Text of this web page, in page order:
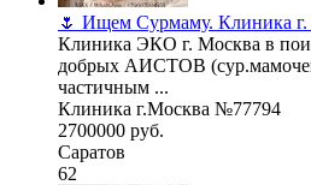
🌷 Ищем Сурмаму. Клиника г.
Клиника ЭКО г. Москва в
добрых АИСТОВ
частичным ...
Клиника г.Москва №77794
2700000 руб.
Саратов
62